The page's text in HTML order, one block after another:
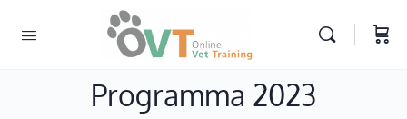
Programma 2023